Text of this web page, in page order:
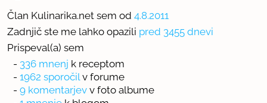
Član Kulinarika.net sem od 4.8.2011
Zadnjič ste me lahko opazili pred 3455 dnevi
Prispeval(a) sem
- 336 mnenj k receptom
- 1962 sporočil v forume
- 9 komentarjev v foto albume